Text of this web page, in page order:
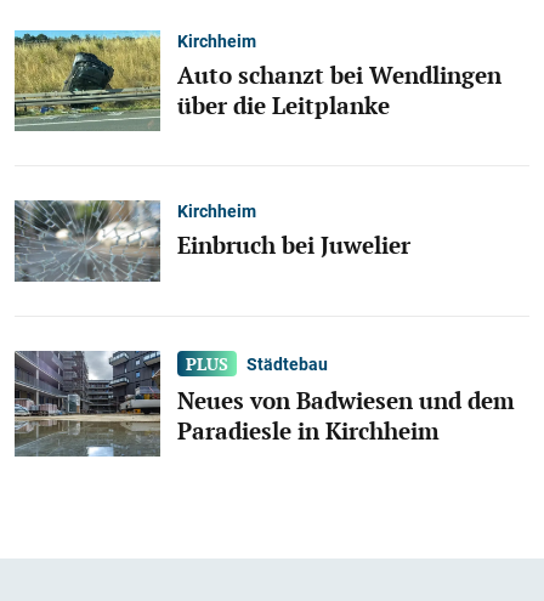
Kirchheim
Auto schanzt bei Wendlingen
über die Leitplanke
Kirchheim
Einbruch bei Juwelier
Städtebau
Neues von Badwiesen und dem
Paradiesle in Kirchheim